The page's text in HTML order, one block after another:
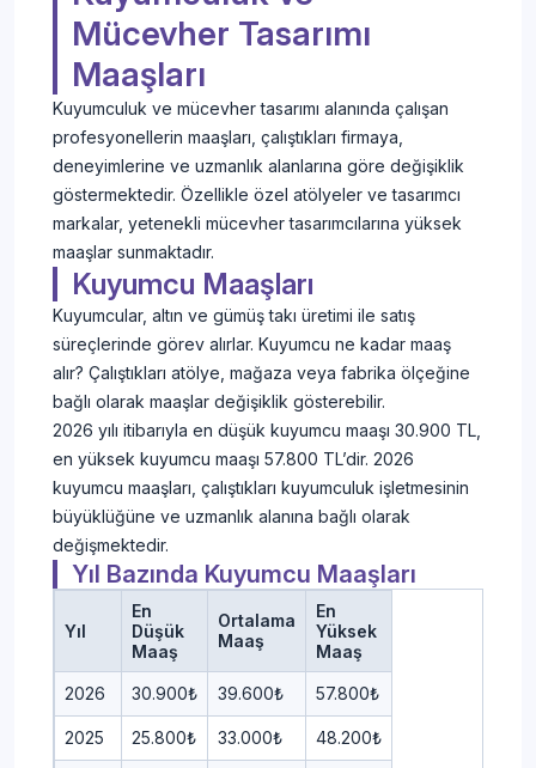
Mücevher Tasarımı
Maaşları
Kuyumculuk ve mücevher tasarımı alanında çalışan
profesyonellerin maaşları, çalıştıkları firmaya,
deneyimlerine ve uzmanlık alanlarına göre değişiklik
göstermektedir. Özellikle özel atölyeler ve tasarımcı
markalar, yetenekli mücevher tasarımcılarına yüksek
maaşlar sunmaktadır.
Kuyumcu Maaşları
Kuyumcular, altın ve gümüş takı üretimi ile satış
süreçlerinde görev alırlar. Kuyumcu ne kadar maaş
alır? Çalıştıkları atölye, mağaza veya fabrika ölçeğine
bağlı olarak maaşlar değişiklik gösterebilir.
2026 yılı itibarıyla en düşük kuyumcu maaşı 30.900 TL,
en yüksek kuyumcu maaşı 57.800 TL’dir. 2026
kuyumcu maaşları, çalıştıkları kuyumculuk işletmesinin
büyüklüğüne ve uzmanlık alanına bağlı olarak
değişmektedir.
Yıl Bazında Kuyumcu Maaşları
Yıl
En
Düşük
Maaş
Ortalama
Maaş
En
Yüksek
Maaş
2026 30.900₺ 39.600₺ 57.800₺
2025 25.800₺ 33.000₺ 48.200₺